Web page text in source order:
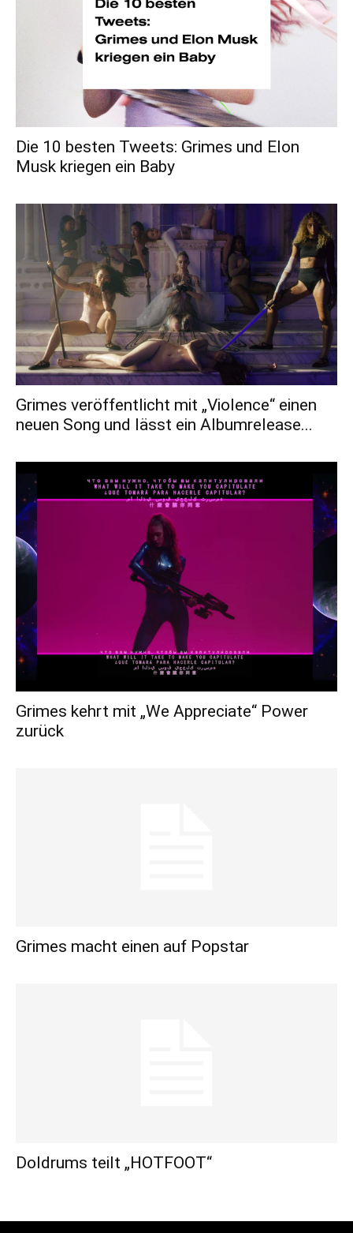
Die 10 besten Tweets: Grimes und Elon
Musk kriegen ein Baby
Grimes veröffentlicht mit „Violence“ einen
neuen Song und lässt ein Albumrelease...
Grimes kehrt mit „We Appreciate“ Power
zurück
Grimes macht einen auf Popstar
Doldrums teilt „HOTFOOT“